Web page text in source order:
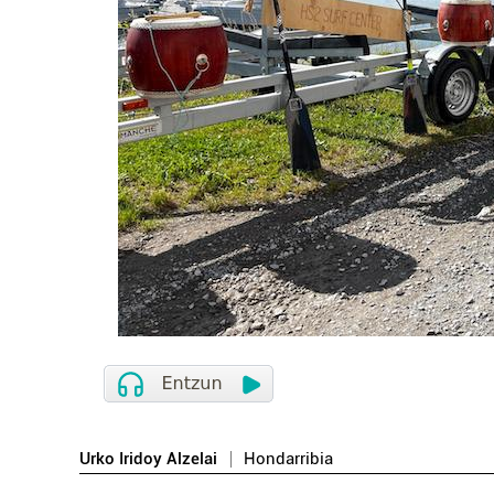
Urko Iridoy Alzelai Hondarribia